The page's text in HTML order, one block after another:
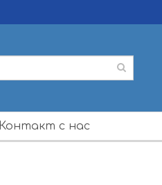
Контакт с нас